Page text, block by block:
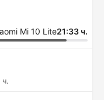
Mi 10 Lite21:33 ч.
ч.